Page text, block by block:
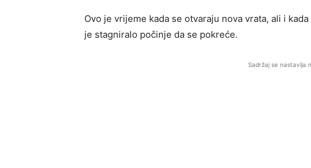
Ovo je vrijeme kada se otvaraju nova vrata, ali i
je stagniralo počinje da se pokreće.
Sadržaj se nastavlja